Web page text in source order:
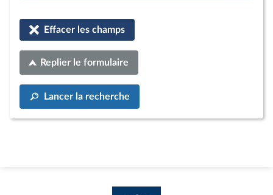
Effacer les champs
Replier le formulaire
Lancer la recherche